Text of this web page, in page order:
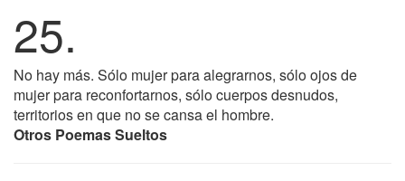
25.
No hay más. Sólo mujer para alegrarnos, sólo ojos de
mujer para reconfortarnos, sólo cuerpos desnudos,
territorios en que no se cansa el hombre.
Otros Poemas Sueltos